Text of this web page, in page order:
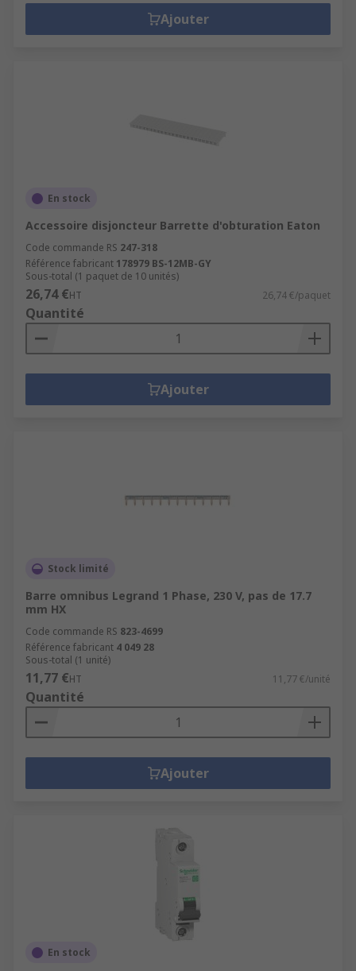
Ajouter
En stock
Accessoire disjoncteur Barrette d'obturation Eaton
Code commande RS 247-318
Référence fabricant 178979 BS-12MB-GY
Sous-total (1 paquet de 10 unités)
26,74 €HT 26,74 €/paquet
Quantité
Ajouter
Stock limité
Barre omnibus Legrand 1 Phase, 230 V, pas de 17.7
mm HX
Code commande RS 823-4699
Référence fabricant 4 049 28
Sous-total (1 unité)
11,77 €HT 11,77 €/unité
Quantité
Ajouter
En stock